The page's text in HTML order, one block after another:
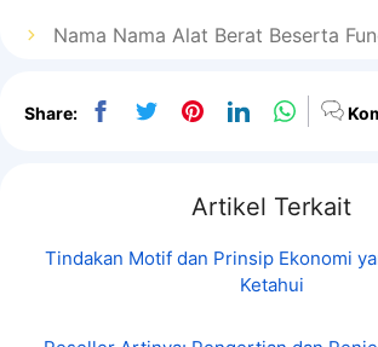
Nama Nama Alat Berat Beserta
Share:
Artikel Terkait
Tindakan Motif dan Prinsip Ekonomi
Ketahui